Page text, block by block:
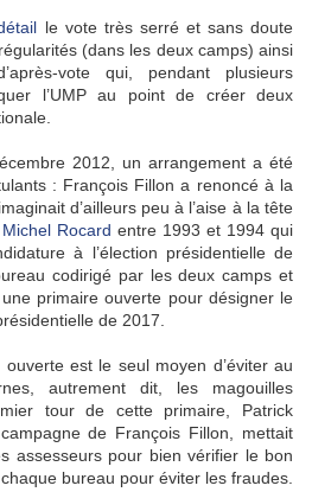
le vote très serré et sans doute
(dans les deux camps) ainsi
vote qui, pendant plusieurs
l’UMP au point de créer deux
2012, un arrangement a été
: François Fillon a renoncé à la
d’ailleurs peu à l’aise à la tête
Michel Rocard entre 1993 et 1994 qui
à l’élection présidentielle de
codirigé par les deux camps et
primaire ouverte pour désigner le
de 2017.
est le seul moyen d’éviter au
autrement dit, les magouilles
tour de cette primaire, Patrick
de François Fillon, mettait
assesseurs pour bien vérifier le bon
bureau pour éviter les fraudes.